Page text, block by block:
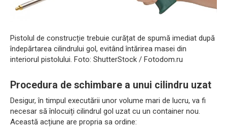
Pistolul de construcție trebuie curățat de spumă imediat după
îndepărtarea cilindrului gol, evitând întărirea masei din
interiorul pistolului. Foto: ShutterStock / Fotodom.ru
Procedura de schimbare a unui cilindru uzat
Desigur, în timpul executării unor volume mari de lucru, va fi
necesar să înlocuiți cilindrul gol uzat cu un container nou.
Această acțiune are propria sa ordine: